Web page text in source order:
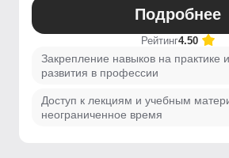
Подробнее
Рейтинг4.50
Закрепление навыков на практике
развития в профессии
Доступ к лекциям и учебным
неограниченное время